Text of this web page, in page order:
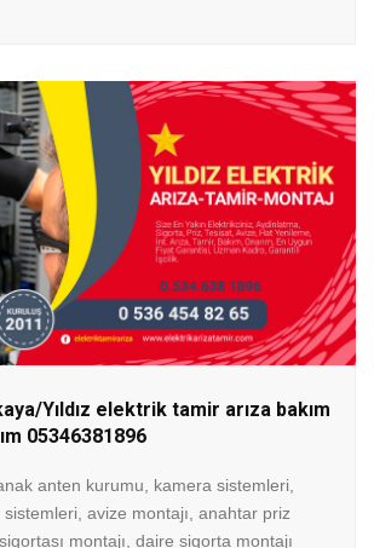
Yıldız elektrik tamir arıza bakım
05346381896
anten kurumu, kamera sistemleri,
avize montajı, anahtar priz
montajı, daire sigorta montajı